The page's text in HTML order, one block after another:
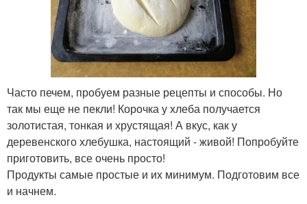
Часто печем, пробуем разные рецепты и способы. Но
так мы еще не пекли! Корочка у хлеба получается
золотистая, тонкая и хрустящая! А вкус, как у
деревенского хлебушка, настоящий - живой! Попробуйте
приготовить, все очень просто!
Продукты самые простые и их минимум. Подготовим все
и начнем.